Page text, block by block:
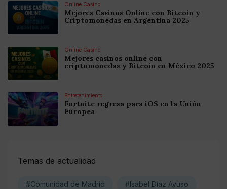
Online Casino
Mejores Casinos Online con Bitcoin y
Criptomonedas en Argentina 2025
Online Casino
Mejores casinos online con
criptomonedas y Bitcoin en México 2025
Entretenimiento
Fortnite regresa para iOS en la Unión
Europea
Temas de actualidad
#Comunidad de Madrid #Isabel Díaz Ayuso